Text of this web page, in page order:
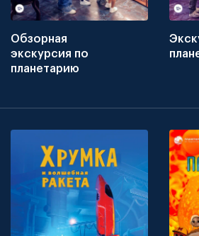
Обзорная
экскурсия по
планетарию